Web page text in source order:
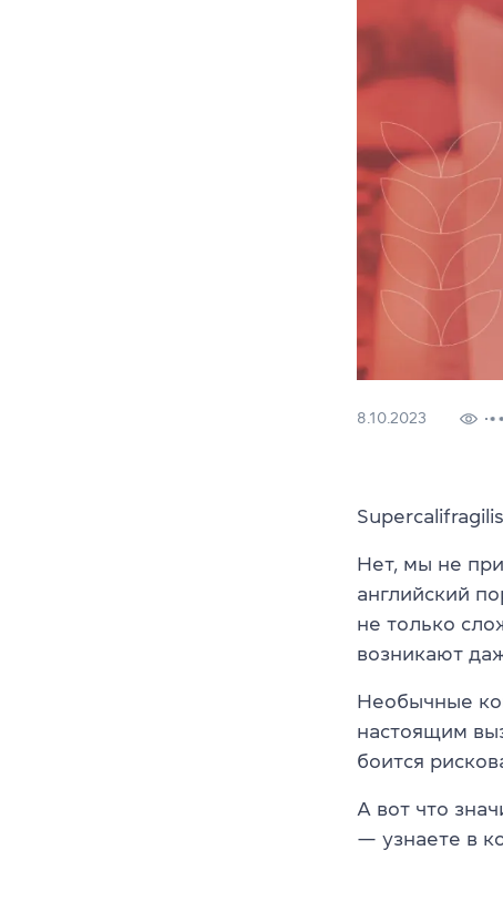
8.10.2023
Нет, мы не
английский
не только
возникают
Необычные
настоящим
боится
А вот что
— узнаете в